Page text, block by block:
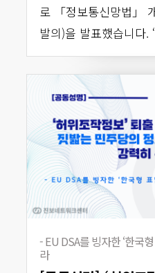
로 「정보통신망법」
발의)을 발표했습니다.
- EU DSA를 빙자한 ‘한국
라